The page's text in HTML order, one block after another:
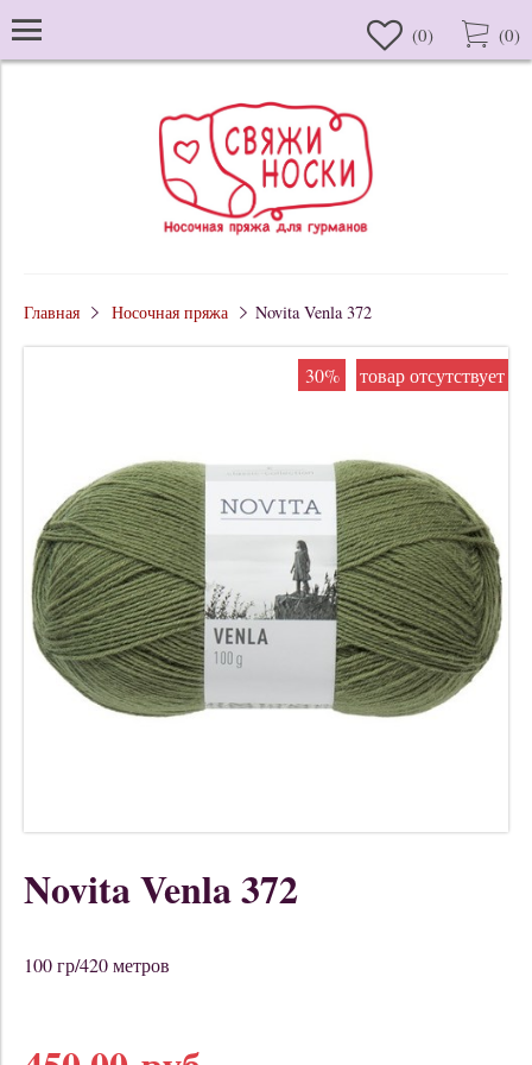
(0) (0)
Главная Носочная пряжа Novita Venla 372
30% товар отсутствует
Novita Venla 372
100 гр/420 метров